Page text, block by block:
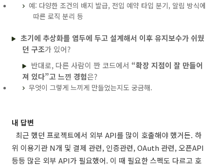
예: 다양한 조건의 배지 발급, 전입 예약 타입 분기, 알림 방식에
따른 로직 분리 등
초기에 추상화를 염두에 두고 설계해서 이후 유지보수가 쉬웠
던 구조가 있어?
반대로, 다른 사람이 짠 코드에서 “확장 지점이 잘 만들어
져 있다”고 느낀 경험은?
무엇이 그렇게 느끼게 만들었는지도 궁금해.
내 답변
최근 했던 프로젝트에서 외부 API를 많이 호출해야 했거든. 하
위 이용기관 N개 및 결제 관련, 인증관련, OAuth 관련, 오픈API
등등 많은 외부 API가 필요했어. 이 때 필요한 스펙도 다르고 호